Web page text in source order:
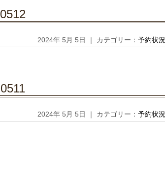
0512
2024年 5月 5日 ｜ カテゴリー： 予約状況
0511
2024年 5月 5日 ｜ カテゴリー： 予約状況